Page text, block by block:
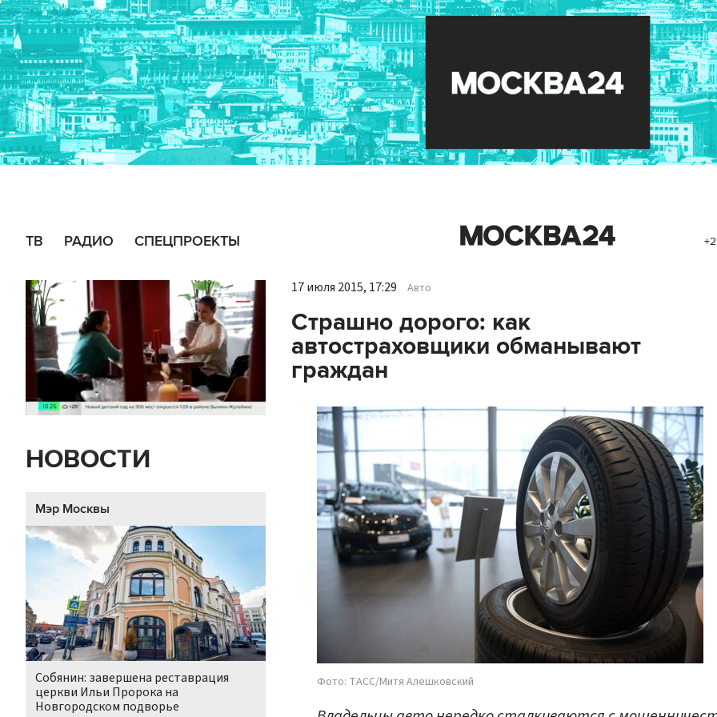
ТВ РАДИО СПЕЦПРОЕКТЫ
НОВОСТИ
Мэр Москвы
Собянин: завершена реставрация
церкви Ильи Пророка на
Новгородском подворье
17 июля 2015, 17:29 Авто
Страшно дорого: как
автостраховщики обманывают
граждан
Фото: ТАСС/Митя Алешковский